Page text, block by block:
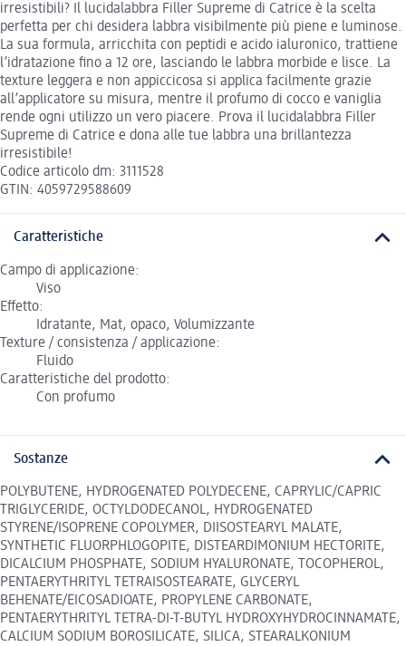
irresistibili? Il lucidalabbra Filler Supreme di Catrice è la scelta
perfetta per chi desidera labbra visibilmente più piene e luminose.
La sua formula, arricchita con peptidi e acido ialuronico, trattiene
l’idratazione fino a 12 ore, lasciando le labbra morbide e lisce. La
texture leggera e non appiccicosa si applica facilmente grazie
all’applicatore su misura, mentre il profumo di cocco e vaniglia
rende ogni utilizzo un vero piacere. Prova il lucidalabbra Filler
Supreme di Catrice e dona alle tue labbra una brillantezza
irresistibile!
Codice articolo dm: 3111528
GTIN: 4059729588609
Caratteristiche
Campo di applicazione:
Viso
Effetto:
Idratante, Mat, opaco, Volumizzante
Texture / consistenza / applicazione:
Fluido
Caratteristiche del prodotto:
Con profumo
Sostanze
POLYBUTENE, HYDROGENATED POLYDECENE, CAPRYLIC/CAPRIC
TRIGLYCERIDE, OCTYLDODECANOL, HYDROGENATED
STYRENE/ISOPRENE COPOLYMER, DIISOSTEARYL MALATE,
SYNTHETIC FLUORPHLOGOPITE, DISTEARDIMONIUM HECTORITE,
DICALCIUM PHOSPHATE, SODIUM HYALURONATE, TOCOPHEROL,
PENTAERYTHRITYL TETRAISOSTEARATE, GLYCERYL
BEHENATE/EICOSADIOATE, PROPYLENE CARBONATE,
PENTAERYTHRITYL TETRA-DI-T-BUTYL HYDROXYHYDROCINNAMATE,
CALCIUM SODIUM BOROSILICATE, SILICA, STEARALKONIUM